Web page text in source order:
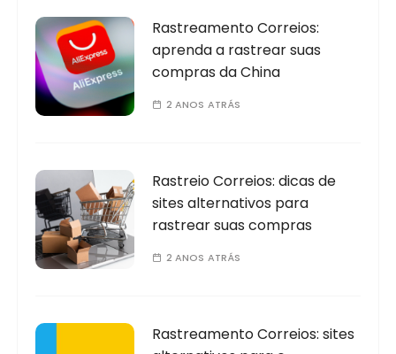
Rastreamento Correios:
aprenda a rastrear suas
compras da China
2 ANOS ATRÁS
Rastreio Correios: dicas de
sites alternativos para
rastrear suas compras
2 ANOS ATRÁS
Rastreamento Correios: sites